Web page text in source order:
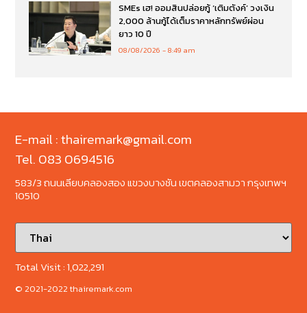
SMEs เฮ! ออมสินปล่อยกู้ ‘เติมตังค์’ วงเงิน
2,000 ล้านกู้ได้เต็มราคาหลักทรัพย์ผ่อน
ยาว 10 ปี
08/08/2026 8:49 am
E-mail : thairemark@gmail.com
Tel. 083 0694516
583/3 ถนนเลียบคลองสอง แขวงบางชัน เขตคลองสามวา กรุงเทพฯ
10510
Total Visit :1,022,291
© 2021-2022 thairemark.com